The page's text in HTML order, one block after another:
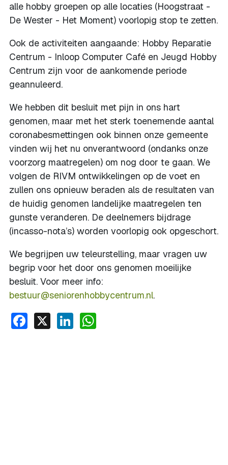
alle hobby groepen op alle locaties (Hoogstraat -
De Wester - Het Moment) voorlopig stop te zetten.
Ook de activiteiten aangaande: Hobby Reparatie
Centrum - Inloop Computer Café en Jeugd Hobby
Centrum zijn voor de aankomende periode
geannuleerd.
We hebben dit besluit met pijn in ons hart
genomen, maar met het sterk toenemende aantal
coronabesmettingen ook binnen onze gemeente
vinden wij het nu onverantwoord (ondanks onze
voorzorg maatregelen) om nog door te gaan. We
volgen de RIVM ontwikkelingen op de voet en
zullen ons opnieuw beraden als de resultaten van
de huidig genomen landelijke maatregelen ten
gunste veranderen. De deelnemers bijdrage
(incasso-nota’s) worden voorlopig ook opgeschort.
We begrijpen uw teleurstelling, maar vragen uw
begrip voor het door ons genomen moeilijke
besluit. Voor meer info:
bestuur@seniorenhobbycentrum.nl.
Facebook
X LinkedIn